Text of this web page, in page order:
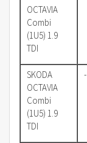
OCTAVIA
Combi
(1U5) 1.9
TDI
SKODA
OCTAVIA
Combi
(1U5) 1.9
TDI
-